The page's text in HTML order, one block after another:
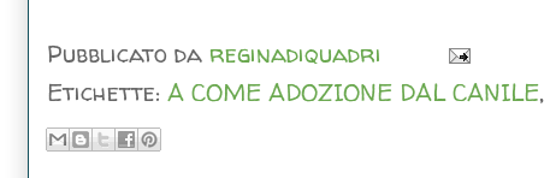
Pubblicato da reginadiquadri
Etichette: A COME ADOZIONE DAL CANILE,